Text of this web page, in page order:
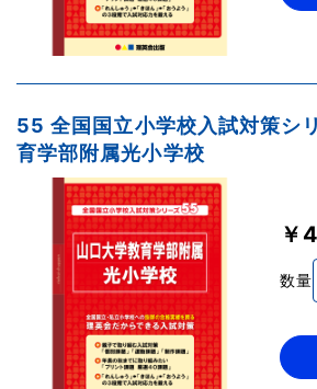
55 全国国立小学校入試対策シ
育学部附属光小学校
￥
数量